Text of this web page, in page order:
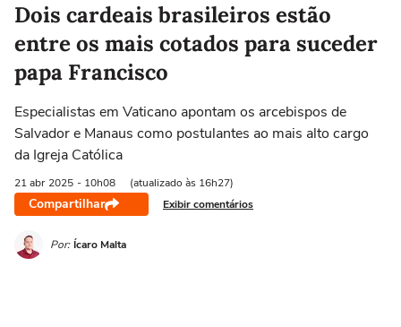
Dois cardeais brasileiros estão
entre os mais cotados para suceder
papa Francisco
Especialistas em Vaticano apontam os arcebispos de
Salvador e Manaus como postulantes ao mais alto cargo
da Igreja Católica
21 abr 2025 - 10h08 (atualizado às 16h27)
Compartilhar Exibir comentários
Por: Ícaro Malta